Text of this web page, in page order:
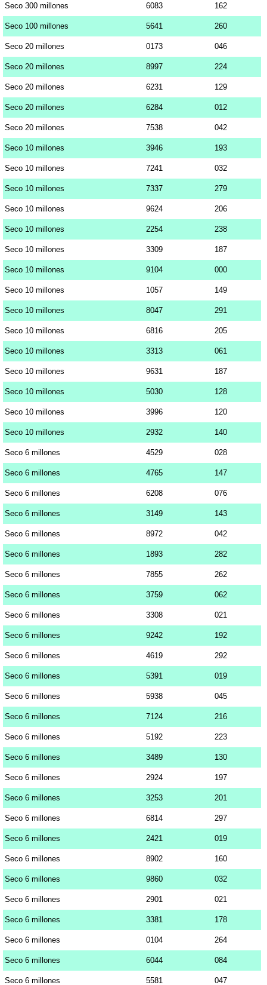
Seco 300 millones 6083 162
Seco 100 millones 5641 260
Seco 20 millones 0173 046
Seco 20 millones 8997 224
Seco 20 millones 6231 129
Seco 20 millones 6284 012
Seco 20 millones 7538 042
Seco 10 millones 3946 193
Seco 10 millones 7241 032
Seco 10 millones 7337 279
Seco 10 millones 9624 206
Seco 10 millones 2254 238
Seco 10 millones 3309 187
Seco 10 millones 9104 000
Seco 10 millones 1057 149
Seco 10 millones 8047 291
Seco 10 millones 6816 205
Seco 10 millones 3313 061
Seco 10 millones 9631 187
Seco 10 millones 5030 128
Seco 10 millones 3996 120
Seco 10 millones 2932 140
Seco 6 millones 4529 028
Seco 6 millones 4765 147
Seco 6 millones 6208 076
Seco 6 millones 3149 143
Seco 6 millones 8972 042
Seco 6 millones 1893 282
Seco 6 millones 7855 262
Seco 6 millones 3759 062
Seco 6 millones 3308 021
Seco 6 millones 9242 192
Seco 6 millones 4619 292
Seco 6 millones 5391 019
Seco 6 millones 5938 045
Seco 6 millones 7124 216
Seco 6 millones 5192 223
Seco 6 millones 3489 130
Seco 6 millones 2924 197
Seco 6 millones 3253 201
Seco 6 millones 6814 297
Seco 6 millones 2421 019
Seco 6 millones 8902 160
Seco 6 millones 9860 032
Seco 6 millones 2901 021
Seco 6 millones 3381 178
Seco 6 millones 0104 264
Seco 6 millones 6044 084
Seco 6 millones 5581 047